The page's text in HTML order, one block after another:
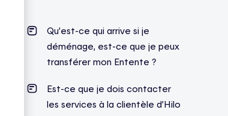
Qu’est-ce qui arrive si je
déménage, est-ce que je peux
transférer mon Entente ?
Est-ce que je dois contacter
les services à la clientèle d’Hilo